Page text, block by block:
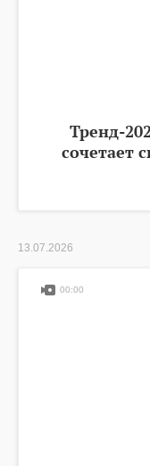
Тренд-
сочетает
13.07.2026
00:00